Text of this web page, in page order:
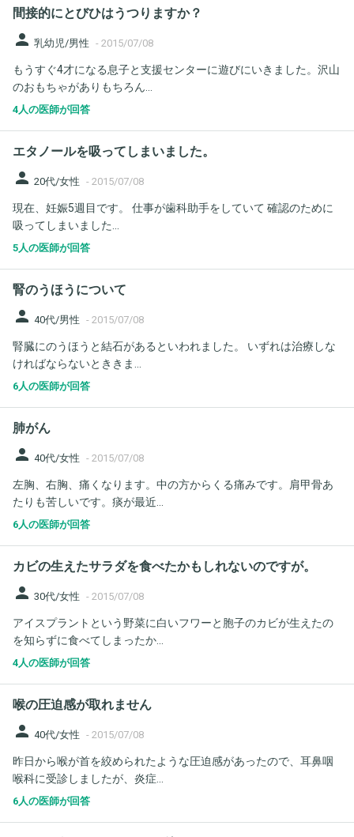
間接的にとびひはうつりますか？
person 乳幼児/男性 - 2015/07/08
もうすぐ4才になる息子と支援センターに遊びにいきました。沢山
のおもちゃがありもちろん...
4人の医師が回答
エタノールを吸ってしまいました。
person 20代/女性 - 2015/07/08
現在、妊娠5週目です。 仕事が歯科助手をしていて 確認のために
吸ってしまいました...
5人の医師が回答
腎のうほうについて
person 40代/男性 - 2015/07/08
腎臓にのうほうと結石があるといわれました。 いずれは治療しな
ければならないとききま...
6人の医師が回答
肺がん
person 40代/女性 - 2015/07/08
左胸、右胸、痛くなります。中の方からくる痛みです。肩甲骨あ
たりも苦しいです。痰が最近...
6人の医師が回答
カビの生えたサラダを食べたかもしれないのですが。
person 30代/女性 - 2015/07/08
アイスプラントという野菜に白いフワーと胞子のカビが生えたの
を知らずに食べてしまったか...
4人の医師が回答
喉の圧迫感が取れません
person 40代/女性 - 2015/07/08
昨日から喉が首を絞められたような圧迫感があったので、耳鼻咽
喉科に受診しましたが、炎症...
6人の医師が回答